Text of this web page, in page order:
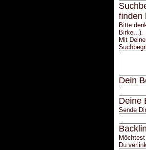
finden
Bitte
Birke...).
Mit
Dein
Deine
Sende
Du